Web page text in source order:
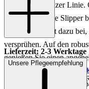
punkten auf ganzer
Leder wirken die Slipper
Lackierung trägt dazu
versprühen. Auf den
genießen Sie einen
profitieren zudem von
Kettenverzierungen am
Lieferzeit: 2-3 Werktage
Keine Versandkosten:
Einfache und Kostenlose
Unsere Pflegeempfehlung